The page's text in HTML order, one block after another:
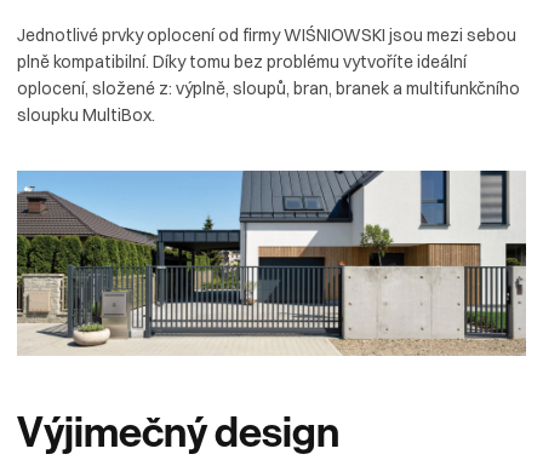
Jednotlivé prvky oplocení od firmy WIŚNIOWSKI jsou mezi sebou
plně kompatibilní. Díky tomu bez problému vytvoříte ideální
oplocení, složené z: výplně, sloupů, bran, branek a multifunkčního
sloupku MultiBox.
Výjimečnýdesign